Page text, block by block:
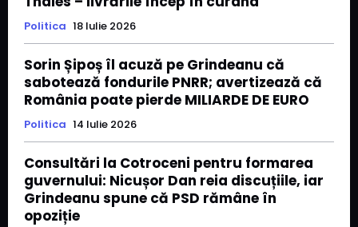
Politica 18 Iulie 2026
Sorin Șipoș îl acuză pe Grindeanu că
sabotează fondurile PNRR; avertizează că
România poate pierde MILIARDE DE EURO
Politica 14 Iulie 2026
Consultări la Cotroceni pentru formarea
guvernului: Nicușor Dan reia discuțiile, iar
Grindeanu spune că PSD rămâne în
opoziție